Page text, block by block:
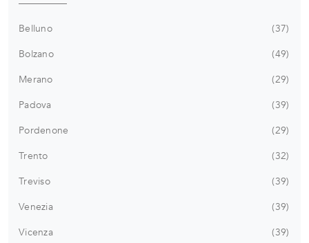
Belluno
37
Bolzano
49
Merano
29
Padova
39
Pordenone
29
Trento
32
Treviso
39
Venezia
39
Vicenza
39